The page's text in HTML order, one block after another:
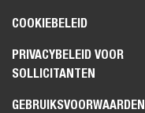
COOKIEBELEID
PRIVACYBELEID VOOR
SOLLICITANTEN
GEBRUIKSVOORWAARDEN